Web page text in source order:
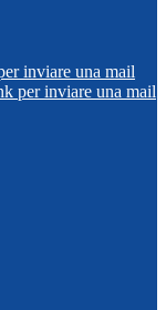
inviare una mail
per inviare una mail